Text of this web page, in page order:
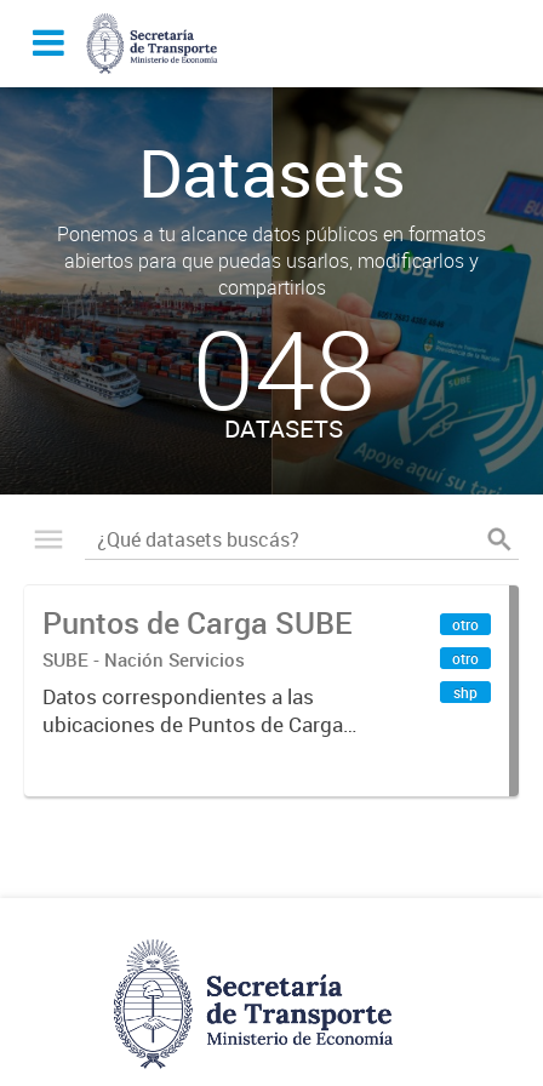
Datasets
Ponemos a tu alcance datos públicos en formatos
abiertos para que puedas usarlos, modificarlos y
compartirlos
048
DATASETS
Puntos de Carga SUBE
SUBE - Nación Servicios
Datos correspondientes a las
ubicaciones de Puntos de Carga
otro
otro
shp